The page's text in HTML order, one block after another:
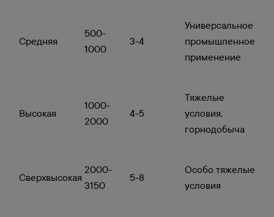
Средняя
500-
1000
3-4
Универсальное
промышленное
применение
Высокая
1000-
2000
4-5
Тяжелые
условия,
горнодобыча
Сверхвысокая
2000-
3150
5-8
Особо тяжелые
условия